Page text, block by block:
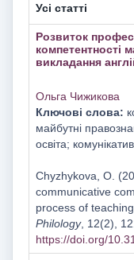
Усі статті
Розвиток
компетентності
викладання
Ольга Чижикова
Ключові слова:
майбутні
освіта;
Chyzhykova, O.
communicative
process of
Philology, 12(2),
https://doi.org/